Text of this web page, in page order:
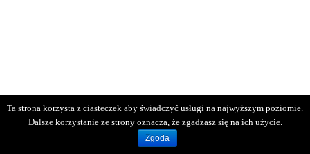
Ta strona korzysta z ciasteczek aby świadczyć usługi na najwyższym poziomie.
Dalsze korzystanie ze strony oznacza, że zgadzasz się na ich użycie.
Zgoda